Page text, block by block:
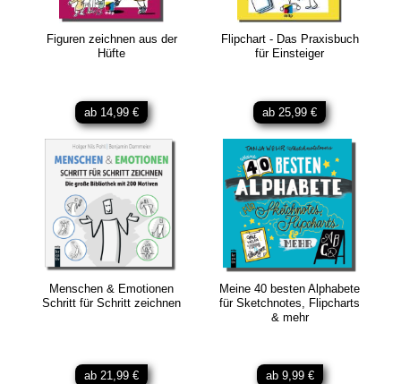
Figuren zeichnen aus der
Hüfte
ab 14,99 €
Flipchart - Das Praxisbuch
für Einsteiger
ab 25,99 €
Menschen & Emotionen
Schritt für Schritt zeichnen
ab 21,99 €
Meine 40 besten Alphabete
für Sketchnotes, Flipcharts
& mehr
ab 9,99 €